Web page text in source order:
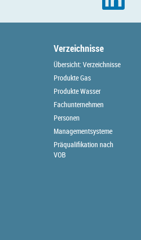
Verzeichnisse
Übersicht: Verzeichnisse
Produkte Gas
Produkte Wasser
Fachunternehmen
Personen
Managementsysteme
Präqualifikation nach
VOB